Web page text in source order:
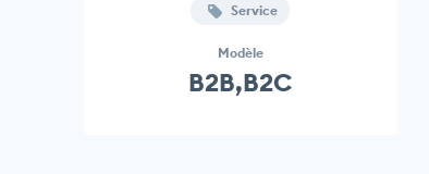
Service
Modèle
B2B,B2C